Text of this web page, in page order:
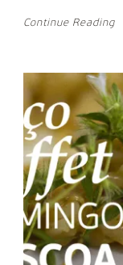
Continue Reading